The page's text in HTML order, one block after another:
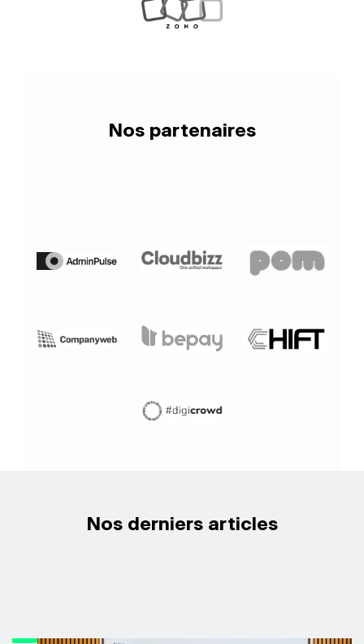
Nos partenaires
Nos derniers articles